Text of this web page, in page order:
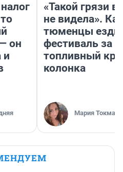
он
и
«Такой грязи
не видела».
тюменцы
фестиваль за
топливный
колонка
Мария